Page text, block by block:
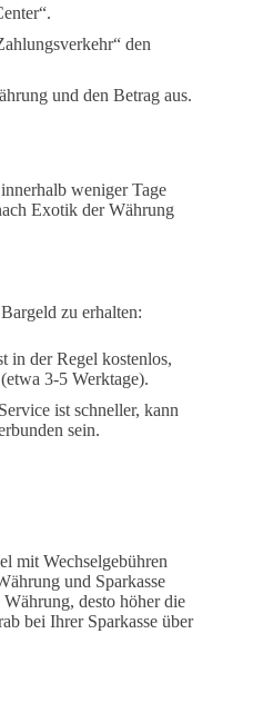
den
und den Betrag aus.
weniger Tage
Exotik der Währung
zu erhalten:
in der Regel kostenlos,
3-5 Werktage).
ist schneller, kann
sein.
mit Wechselgebühren
und Sparkasse
desto höher die
bei Ihrer Sparkasse über